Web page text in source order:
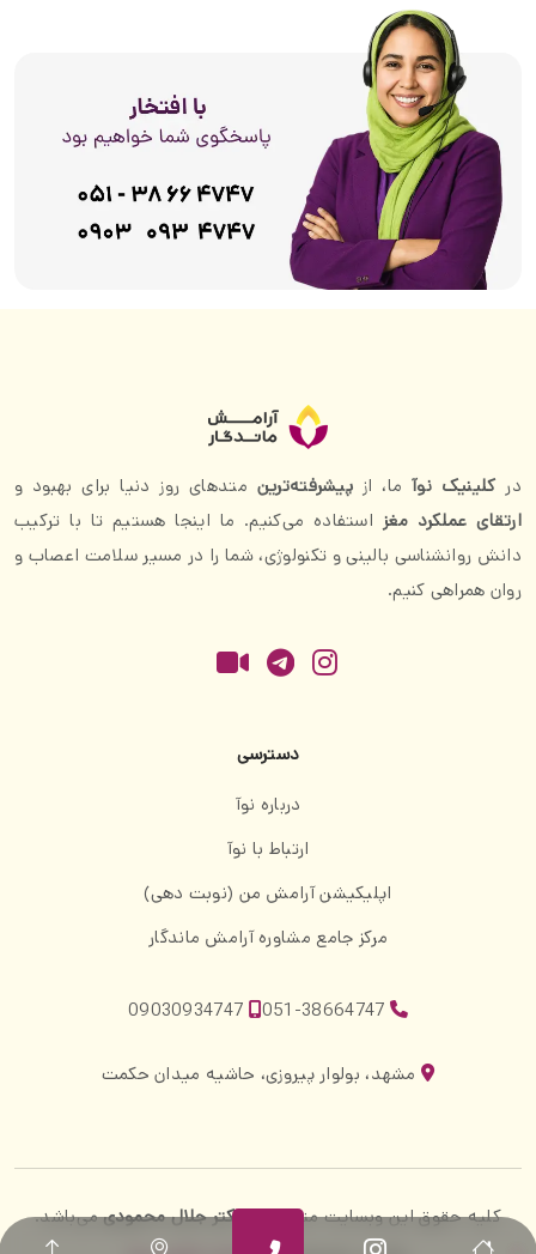
درکلینیک نوآما، از پیشرفته‌ترین متدهای روز دنیا برای بهبود و
ارتقای عملکرد مغز استفاده می‌کنیم. ما اینجا هستیم تا با ترکیب
دانش روانشناسی بالینی و تکنولوژی، شما را در مسیر سلامت اعصاب و
روان همراهی کنیم.
دسترسی
درباره نوآ
ارتباط با نوآ
اپلیکیشن آرامش من (نوبت دهی)
مرکز جامع مشاوره آرامش ماندگار
مشهد، بولوار پیروزی، حاشیه میدان حکمت
کلیه حقوق این وبسایت متعلق بهدکتر جلال محمودیمی‌باشد.